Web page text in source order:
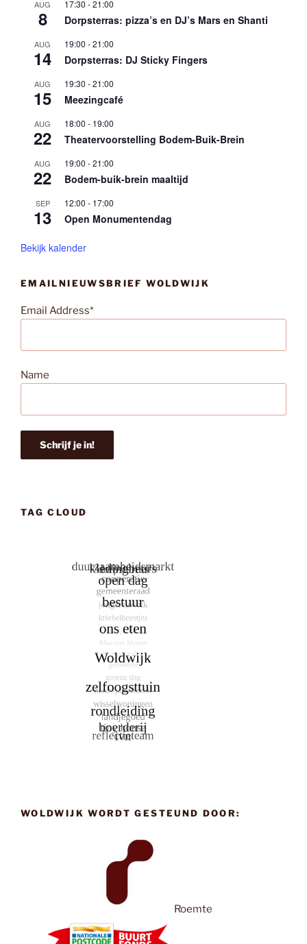
AUG
8
17:30 -21:00
Dorpsterras: pizza’s en DJ’s Mars en Shanti
AUG
14
19:00 -21:00
Dorpsterras: DJ Sticky Fingers
AUG
15
19:30 -21:00
Meezingcafé
AUG
22
18:00 - 19:00
Theatervoorstelling Bodem-Buik-Brein
AUG
22
19:00 -21:00
Bodem-buik-brein maaltijd
SEP
13
12:00 - 17:00
Open Monumentendag
Bekijk kalender
EMAILNIEUWSBRIEF WOLDWIJK
Email Address*
Name
TAG CLOUD
WOLDWIJK WORDT GESTEUND DOOR:
Roemte